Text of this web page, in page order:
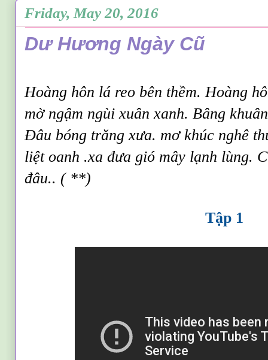
Friday, May 20, 2016
Dư Hương Ngày Cũ
Hoàng hôn lá reo bên thềm. Hoàng
mờ ngậm ngùi xuân xanh. Bâng
Đâu bóng trăng xưa. mơ khúc nghê
liệt oanh .xa đưa gió mây lạnh lùng.
đâu.. ( **)
Tập 1